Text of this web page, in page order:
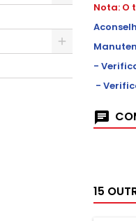
Nota: O
-
-
15